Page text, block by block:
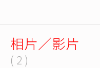
相片／影片
( 2 )